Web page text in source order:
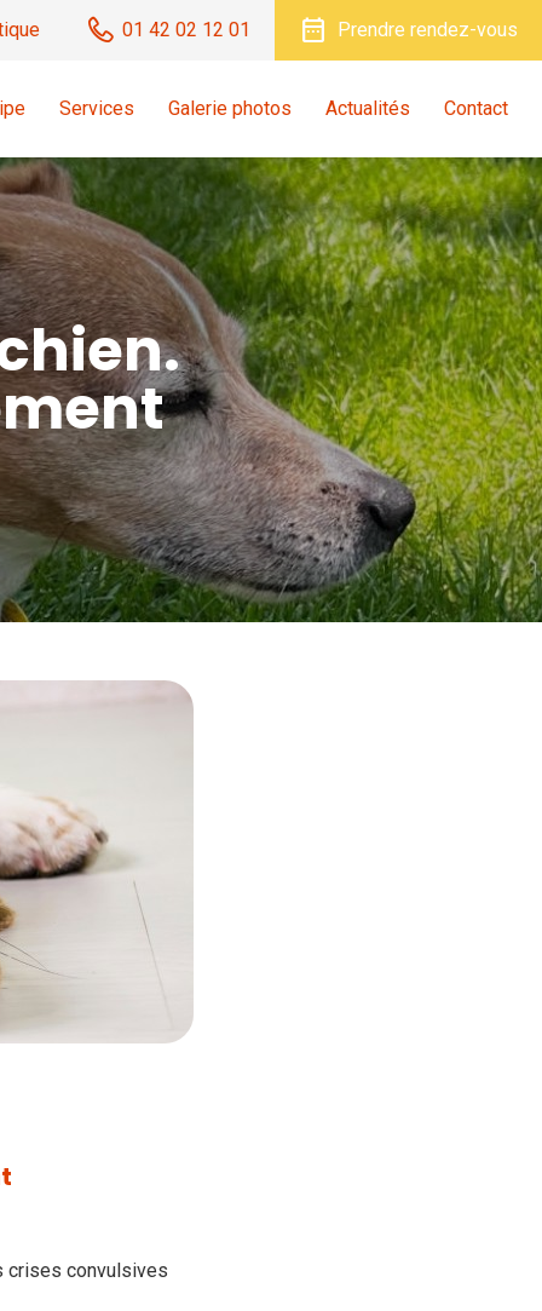
01 42 02 12 01 date_range Prendre rendez-vous
Services Galerie photos Actualités Contact
crises convulsives